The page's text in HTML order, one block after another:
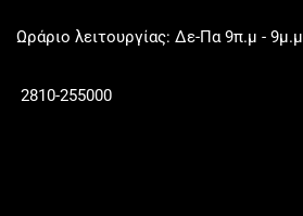
Ωράριο λειτουργίας: Δε-Πα 9π.μ - 9μ.μ
2810-255000